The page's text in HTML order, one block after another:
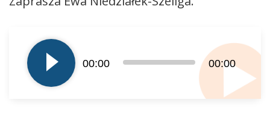
plików
dźwiękowych
00:00 00:00